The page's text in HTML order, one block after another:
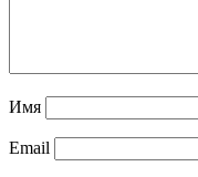
Имя
Email